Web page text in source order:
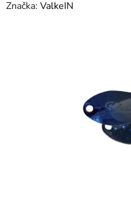
hodnocení
Značka: ValkeIN